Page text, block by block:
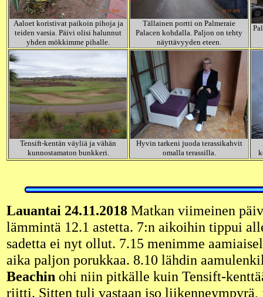
Aaloet koristivat paikoin pihoja ja
teiden varsia. Päivi olisi halunnut
yhden mökkimme pihalle.
Tällainen portti on Palmeraie
Palacen kohdalla. Paljon on tehty
näyttävyyden eteen.
Tensift-kentän väyliä ja vähän
kunnostamaton bunkkeri.
Hyvin tarkeni juoda terassikahvit
omalla terassilla.
Lauantai 24.11.2018 Matkan viimeinen
lämmintä 12.1 astetta. 7:n aikoihin tippui
sadetta ei nyt ollut. 7.15 menimme
aika paljon porukkaa. 8.10 lähdin
Beachin ohi niin pitkälle kuin Tensift-
riitti. Sitten tuli vastaan iso liikenneympyrä,